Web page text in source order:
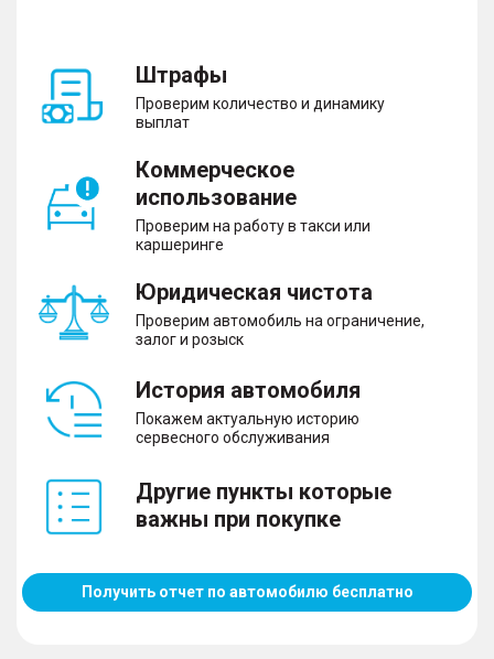
Штрафы
Проверим количество и динамику
выплат
Коммерческое
использование
Проверим на работу в такси или
каршеринге
Юридическая чистота
Проверим автомобиль на ограничение,
залог и розыск
История автомобиля
Покажем актуальную историю
сервесного обслуживания
Другие пункты которые
важны при покупке
Получить отчет по автомобилю бесплатно